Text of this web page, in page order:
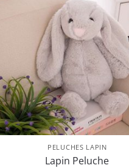
PELUCHES LAPIN
Lapin Peluche